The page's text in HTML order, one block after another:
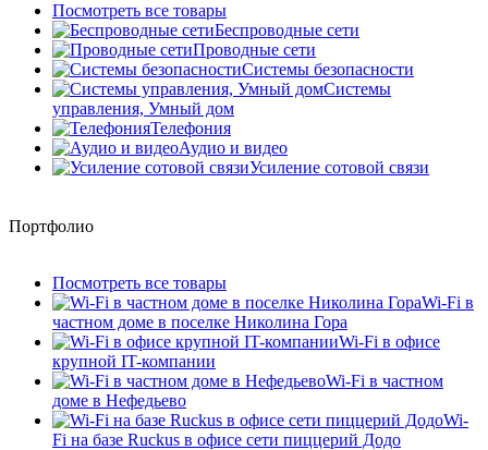
Посмотреть все товары
Беспроводные сети
Проводные сети
Системы безопасности
Системы
управления, Умный дом
Телефония
Аудио и видео
Усиление сотовой связи
Портфолио
Посмотреть все товары
Wi-Fi в
частном доме в поселке Николина Гора
Wi-Fi в офисе
крупной IT-компании
Wi-Fi в частном
доме в Нефедьево
Wi-
Fi на базе Ruckus в офисе сети пиццерий Додо